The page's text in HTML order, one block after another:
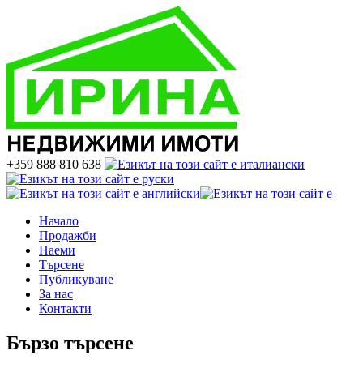
+359 888 810 638
Начало
Продажби
Наеми
Търсене
Публикуване
За нас
Контакти
Бързо търсене